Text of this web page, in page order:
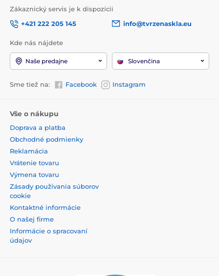
Zákaznický servis je k dispozícii
+421 222 205 145
info@tvrzenaskla.eu
Kde nás nájdete
Naše predajne Slovenčina
Sme tiež na: Facebook Instagram
Vše o nákupu
Doprava a platba
Obchodné podmienky
Reklamácia
Vrátenie tovaru
Výmena tovaru
Zásady používania súborov
cookie
Kontaktné informácie
O našej firme
Informácie o spracovaní
údajov